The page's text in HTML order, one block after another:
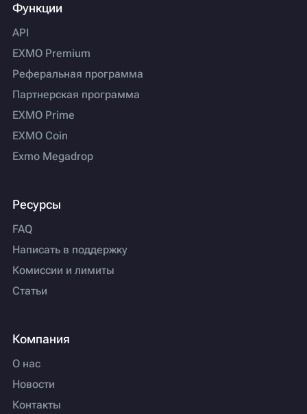
Функции
API
EXMO Premium
Реферальная программа
Партнерская программа
EXMO Prime
EXMO Coin
Exmo Megadrop
Ресурсы
FAQ
Написать в поддержку
Комиссии и лимиты
Статьи
Компания
О нас
Новости
Контакты